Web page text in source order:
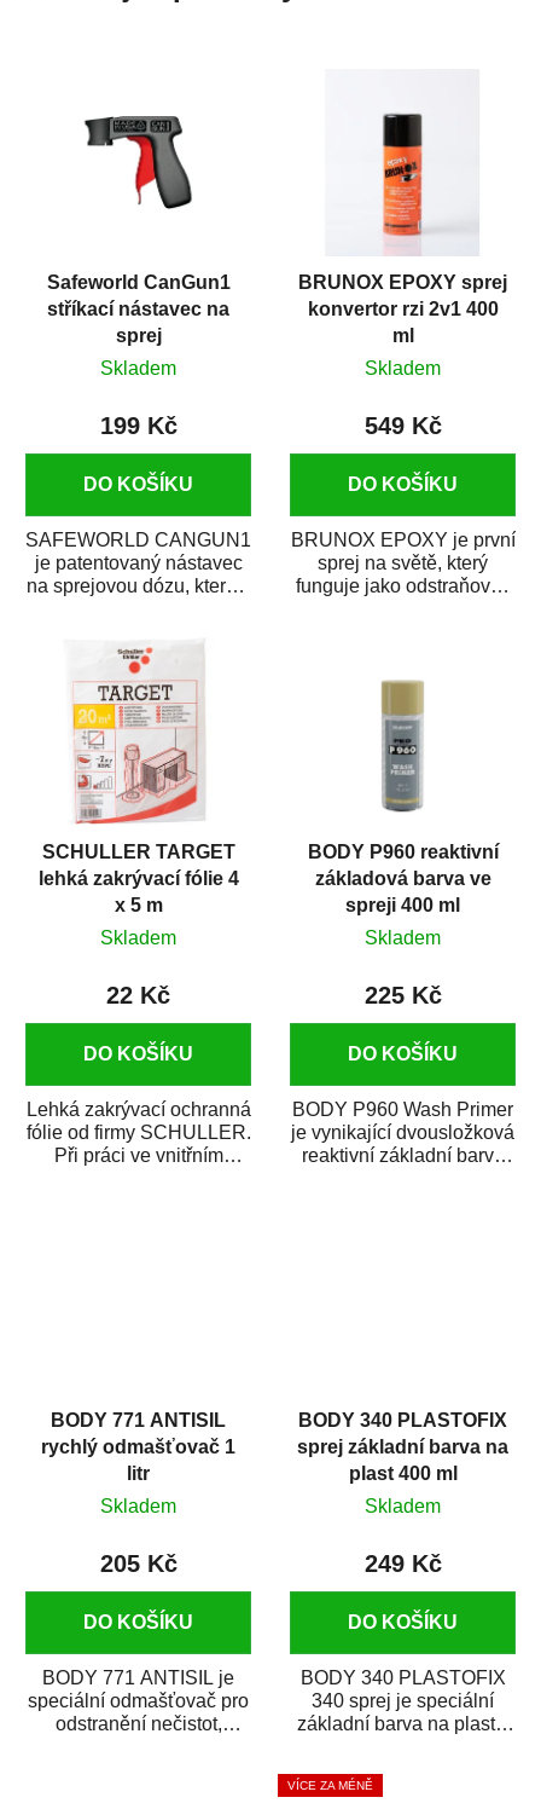
Safeworld CanGun1
stříkací nástavec na
sprej
Skladem
199 Kč
DO KOŠÍKU
SAFEWORLD CANGUN1
je patentovaný nástavec
na sprejovou dózu, který ji
BRUNOX EPOXY sprej
konvertor rzi 2v1 400
ml
Skladem
549 Kč
DO KOŠÍKU
BRUNOX EPOXY je první
sprej na světě, který
funguje jako odstraňovač
SCHULLER TARGET
lehká zakrývací fólie 4
x 5 m
Skladem
22 Kč
DO KOŠÍKU
Lehká zakrývací ochranná
fólie od firmy SCHULLER.
Při práci ve vnitřním
BODY P960 reaktivní
základová barva ve
spreji 400 ml
Skladem
225 Kč
DO KOŠÍKU
BODY P960 Wash Primer
je vynikající dvousložková
reaktivní základní barva
BODY 771 ANTISIL
rychlý odmašťovač 1
litr
Skladem
205 Kč
DO KOŠÍKU
BODY 771 ANTISIL je
speciální odmašťovač pro
odstranění nečistot,
BODY 340 PLASTOFIX
sprej základní barva na
plast 400 ml
Skladem
249 Kč
DO KOŠÍKU
BODY 340 PLASTOFIX
340 sprej je speciální
základní barva na plasty,
vrchních...
VÍCE ZA MÉNĚ